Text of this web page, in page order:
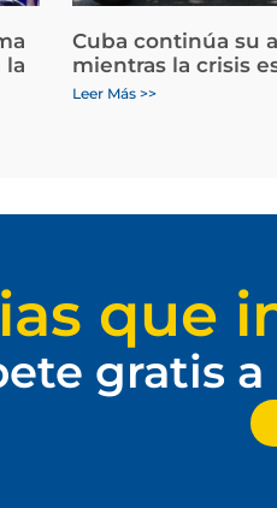
la
Cuba continúa su
mientras la crisis
Leer Más >>
que
gratis